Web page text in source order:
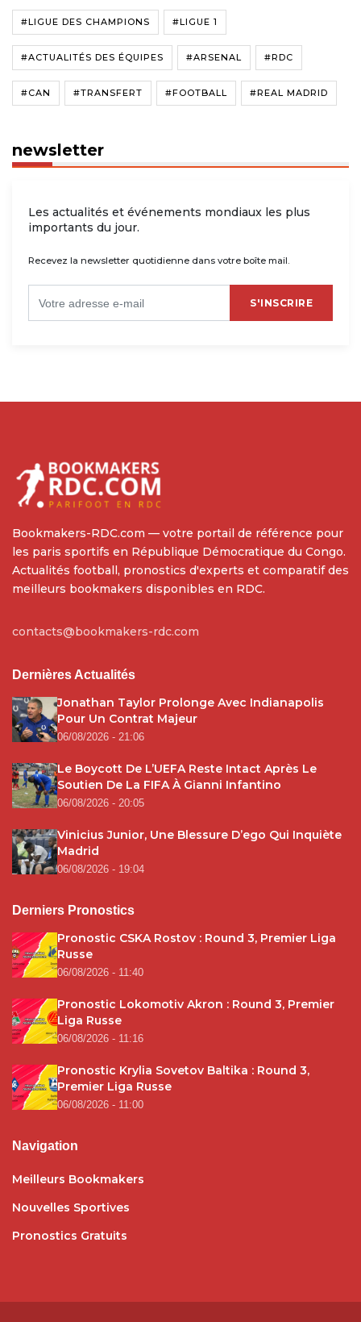
#LIGUE DES CHAMPIONS #LIGUE 1
#ACTUALITÉS DES ÉQUIPES #ARSENAL #RDC
#CAN #TRANSFERT #FOOTBALL #REAL MADRID
newsletter
Les actualités et événements mondiaux les plus
importants du jour.
Recevez la newsletter quotidienne dans votre boîte mail.
S'INSCRIRE
Bookmakers-RDC.com — votre portail de référence pour
les paris sportifs en République Démocratique du Congo.
Actualités football, pronostics d'experts et comparatif des
meilleurs bookmakers disponibles en RDC.
contacts@bookmakers-rdc.com
Dernières Actualités
Jonathan Taylor Prolonge Avec Indianapolis
Pour Un Contrat Majeur
06/08/2026 - 21:06
Le Boycott De L’UEFA Reste Intact Après Le
Soutien De La FIFA À Gianni Infantino
06/08/2026 - 20:05
Vinicius Junior, Une Blessure D’ego Qui Inquiète
Madrid
06/08/2026 - 19:04
Derniers Pronostics
Pronostic CSKA Rostov : Round 3, Premier Liga
Russe
06/08/2026 - 11:40
Pronostic Lokomotiv Akron : Round 3, Premier
Liga Russe
06/08/2026 - 11:16
Pronostic Krylia Sovetov Baltika : Round 3,
Premier Liga Russe
06/08/2026 - 11:00
Navigation
Meilleurs Bookmakers
Nouvelles Sportives
Pronostics Gratuits